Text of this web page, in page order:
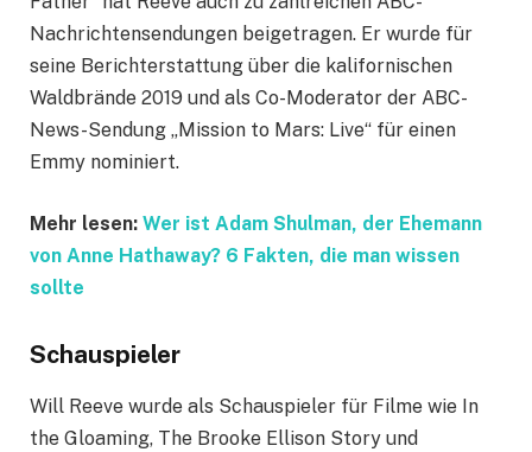
Nachrichtensendungen beigetragen. Er wurde für
seine Berichterstattung über die kalifornischen
Waldbrände 2019 und als Co-Moderator der ABC-
News-Sendung „Mission to Mars: Live“ für einen
Emmy nominiert.
Mehr lesen: Wer ist Adam Shulman, der Ehemann
von Anne Hathaway? 6 Fakten, die man wissen
sollte
Schauspieler
Will Reeve wurde als Schauspieler für Filme wie In
the Gloaming, The Brooke Ellison Story und